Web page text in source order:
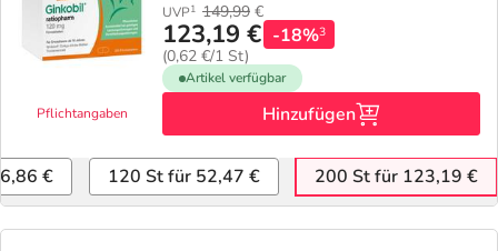
Pflichtangaben
UVP1 149,99 €
123,19 €
(0,62 €/1 St)
-18%3
Artikel verfügbar
Hinzufügen
€ 120 St für 52,47 € 200 St für 123,19 €